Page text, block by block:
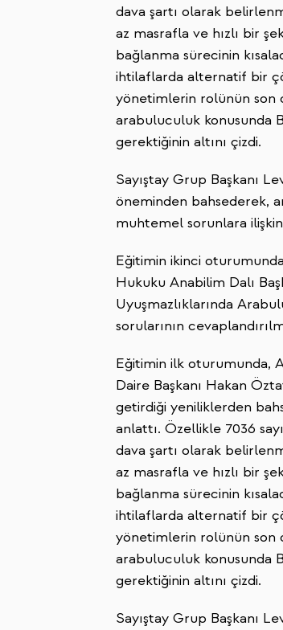
dava şartı olarak
az masrafla ve hızlı bir
bağlanma sürecinin
ihtilaflarda alternatif bir
yönetimlerin rolünün son
arabuluculuk konusunda
gerektiğinin altını çizdi.
Sayıştay Grup Başkanı
öneminden bahsederek,
muhtemel sorunlara
Eğitimin ikinci
Hukuku Anabilim Dalı
Uyuşmazlıklarında
sorularının
Eğitimin ilk oturumunda,
Daire Başkanı Hakan
getirdiği yeniliklerden
anlattı. Özellikle 7036
dava şartı olarak
az masrafla ve hızlı bir
bağlanma sürecinin
ihtilaflarda alternatif bir
yönetimlerin rolünün son
arabuluculuk konusunda
gerektiğinin altını çizdi.
Sayıştay Grup Başkanı